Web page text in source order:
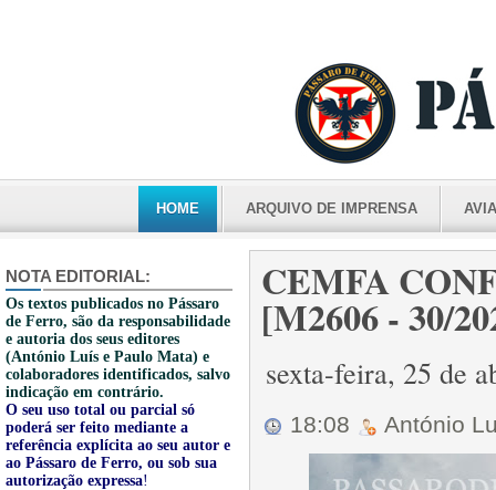
HOME ARQUIVO DE IMPRENSA
NOTA EDITORIAL:
Os textos publicados no Pássaro
de Ferro, são da responsabilidade
e autoria dos seus editores
(António Luís e Paulo Mata) e
colaboradores identificados, salvo
indicação em contrário.
O seu uso total ou parcial só
poderá ser feito mediante a
referência explícita ao seu autor e
ao Pássaro de Ferro, ou sob sua
autorização expressa!
CEMFA
[M2606 - 30/
sexta-feira, 25 de
18:08 António